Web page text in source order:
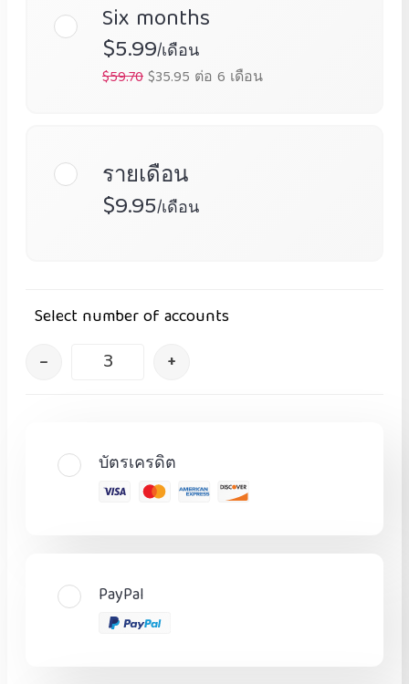
Six months
$5.99/เดือน
$59.70$35.95 ต่อ 6 เดือน
รายเดือน
$9.95/เดือน
Select number of accounts
– +
บัตรเครดิต
PayPal